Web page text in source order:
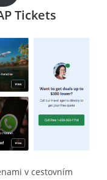
Tickets
v cestovním